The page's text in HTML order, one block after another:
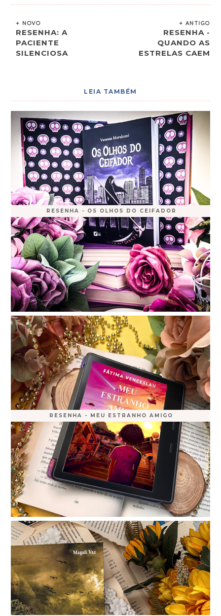
+ NOVO
RESENHA: A
PACIENTE
SILENCIOSA
+ ANTIGO
RESENHA -
QUANDO AS
ESTRELAS CAEM
LEIA TAMBÉM
RESENHA - OS OLHOS DO CEIFADOR
RESENHA - MEU ESTRANHO AMIGO